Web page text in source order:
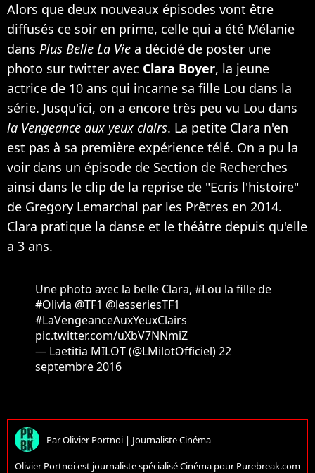
Alors que deux nouveaux épisodes vont être
diffusés ce soir en prime, celle qui a été Mélanie
dans Plus Belle La Vie a décidé de poster une
photo sur twitter avec Clara Boyer, la jeune
actrice de 10 ans qui incarne sa fille Lou dans la
série. Jusqu'ici, on a encore très peu vu Lou dans
la Vengeance aux yeux clairs. La petite Clara n'en
est pas à sa première expérience télé. On a pu la
voir dans un épisode de Section de Recherches
ainsi dans le clip de la reprise de "Ecris l'histoire"
de Gregory Lemarchal par les Prêtres en 2014.
Clara pratique la danse et le théâtre depuis qu'elle
a 3 ans.
Une photo avec la belle Clara, #Lou la fille de
#Olivia @TF1 @lesseriesTF1
#LaVengeanceAuxYeuxClairs
pic.twitter.com/uXbV7NNmiZ
— Laetitia MILOT (@LMilotOfficiel)22
septembre 2016
ParOlivier Portnoi | Journaliste Cinéma
Olivier Portnoi est journaliste spécialisé Cinéma pour Purebreak.com